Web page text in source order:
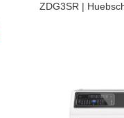
ZDG3SR |